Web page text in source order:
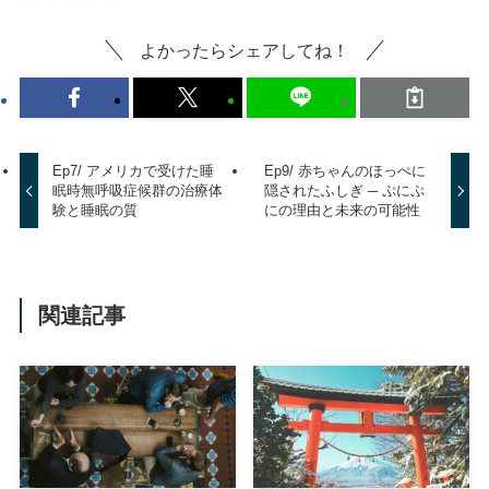
よかったらシェアしてね！
Ep7/ アメリカで受けた睡
眠時無呼吸症候群の治療体
験と睡眠の質
Ep9/ 赤ちゃんのほっぺに
隠されたふしぎ ─ ぷにぷ
にの理由と未来の可能性
関連記事